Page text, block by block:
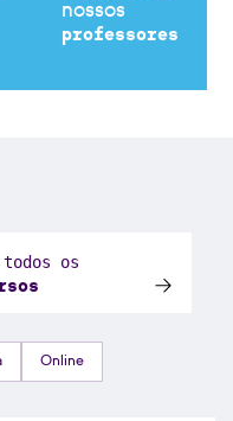
nossos
professores
todos os
Online